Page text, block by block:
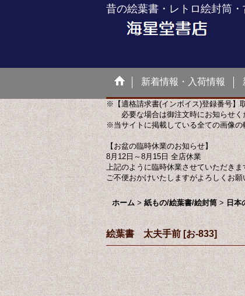
昔の絵葉書・レトロ絵封筒
新着情報・入荷情報
※【適格請求書(インボイス)登録番号】
必要な場合は御注文時にお知らせく
※当サイトに掲載している全ての画像の
【お盆の臨時休業のお知らせ】
8月12日～8月15日 全店休業
上記のように臨時休業させていただきま
ご不便おかけいたしますがよろしくお
ホーム > 紙もの/絵葉書/絵封筒 > 日本
絵葉書 太夫手前 [お-833]